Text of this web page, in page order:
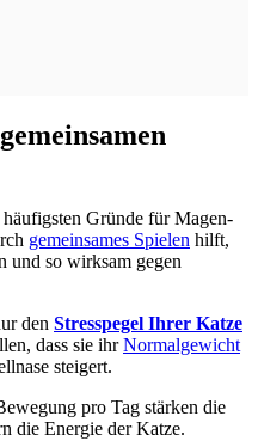
Gründe für Magen-
gemeinsames Spielen hilft,
und so wirksam gegen
den Stresspegel Ihrer Katze
dass sie ihrNormalgewicht
steigert.
pro Tag stärken die
die Energie der Katze.